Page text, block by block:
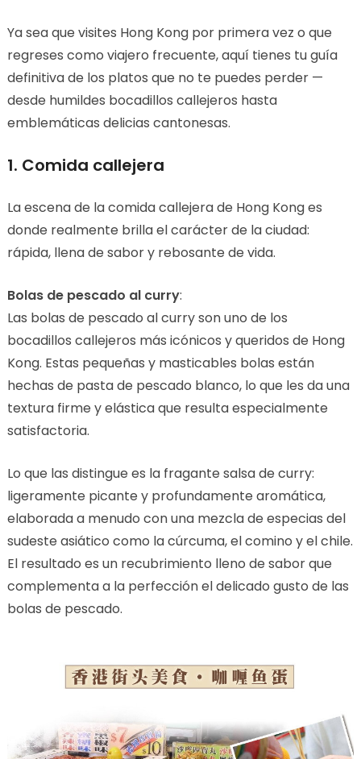
Ya sea que visites Hong Kong por primera vez o que
regreses como viajero frecuente, aquí tienes tu guía
definitiva de los platos que no te puedes perder —
desde humildes bocadillos callejeros hasta
emblemáticas delicias cantonesas.
1. Comida callejera
La escena de la comida callejera de Hong Kong es
donde realmente brilla el carácter de la ciudad:
rápida, llena de sabor y rebosante de vida.
Bolas de pescado al curry:
Las bolas de pescado al curry son uno de los
bocadillos callejeros más icónicos y queridos de Hong
Kong. Estas pequeñas y masticables bolas están
hechas de pasta de pescado blanco, lo que les da una
textura firme y elástica que resulta especialmente
satisfactoria.
Lo que las distingue es la fragante salsa de curry:
ligeramente picante y profundamente aromática,
elaborada a menudo con una mezcla de especias del
sudeste asiático como la cúrcuma, el comino y el chile.
El resultado es un recubrimiento lleno de sabor que
complementa a la perfección el delicado gusto de las
bolas de pescado.